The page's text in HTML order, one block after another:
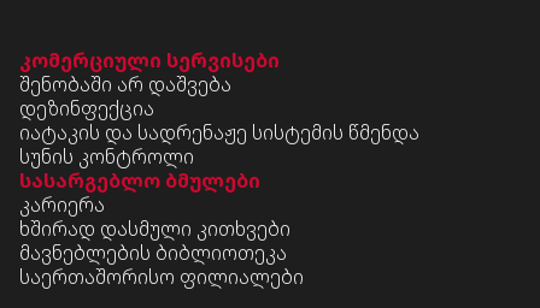
კომერციული სერვისები
შენობაში არ დაშვება
დეზინფექცია
იატაკის და სადრენაჟე სისტემის წმენდა
სუნის კონტროლი
სასარგებლო ბმულები
კარიერა
ხშირად დასმული კითხვები
მავნებლების ბიბლიოთეკა
საერთაშორისო ფილიალები